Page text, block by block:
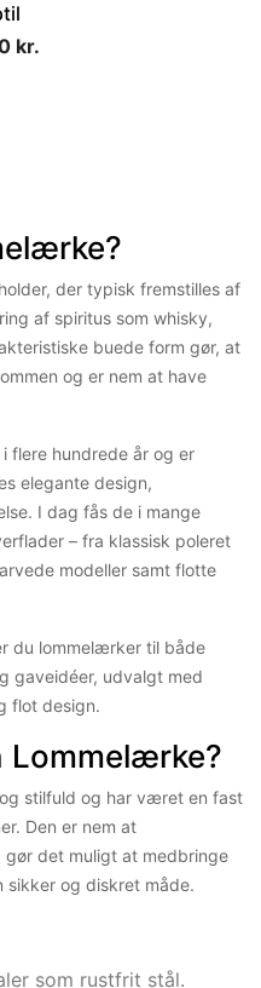
kr.
der typisk fremstilles af
af spiritus som whisky,
buede form gør, at
og er nem at have
flere hundrede år og er
elegante design,
I dag fås de i mange
– fra klassisk poleret
modeller samt flotte
du lommelærker til både
gaveidéer, udvalgt med
flot design.
Lommelærke?
stilfuld og har været en fast
Den er nem at
det muligt at medbringe
og diskret måde.
som rustfrit stål.